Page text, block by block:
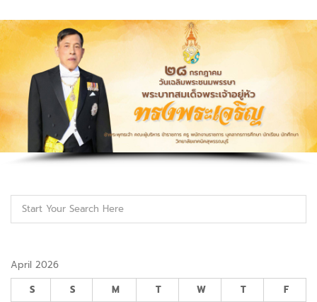
April 2026
S
S M T W T
F